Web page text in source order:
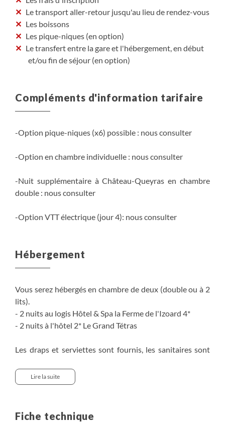
Le transport aller-retour jusqu'au lieu de rendez-vous
Les boissons
Les pique-niques (en option)
Le transfert entre la gare et l'hébergement, en début
et/ou fin de séjour (en option)
Compléments d'information tarifaire
-Option pique-niques (x6) possible : nous consulter
-Option en chambre individuelle : nous consulter
-Nuit supplémentaire à Château-Queyras en chambre
double : nous consulter
-Option VTT électrique (jour 4): nous consulter
Hébergement
Vous serez hébergés en chambre de deux (double ou à 2
lits).
- 2 nuits au logis Hôtel & Spa la Ferme de l'Izoard 4*
- 2 nuits à l'hôtel 2* Le Grand Tétras
Les draps et serviettes sont fournis, les sanitaires sont
Le spa, la piscine, le sauna et le hammam à la ferme de
l'Izoard 3* vous offrira des moments de détente après
Lire la suite
Fiche technique